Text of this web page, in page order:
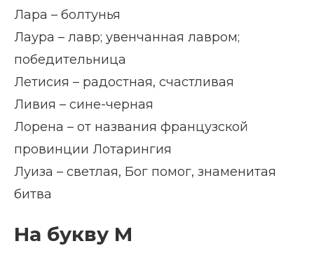
Лара – болтунья
Лаура – лавр; увенчанная лавром;
победительница
Летисия – радостная, счастливая
Ливия – сине-черная
Лорена – от названия французской
провинции Лотарингия
Луиза – светлая, Бог помог, знаменитая
битва
На букву М